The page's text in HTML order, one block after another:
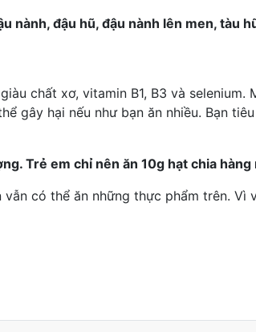
đậu hũ, đậu nành lên men, tàu
chất xơ, vitamin B1, B3 và
gây hại nếu như bạn ăn nhiều. Bạn
Trẻ em chỉ nên ăn 10g hạt chia
có thể ăn những thực phẩm trên.